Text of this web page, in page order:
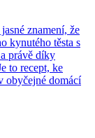
znamení, že
kynutého těsta s
právě díky
to recept, ke
obyčejné domácí